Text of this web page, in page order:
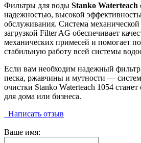
Фильтры для воды Stanko Waterteach
надежностью, высокой
обслуживания. Система механической
загрузкой Filter AG обеспечивает
механических примесей и помогает
стабильную работу всей системы
Если вам необходим надежный
песка, ржавчины и мутности —
очистки Stanko Waterteach 1054
для дома или бизнеса.
Написать отзыв
Ваше имя: